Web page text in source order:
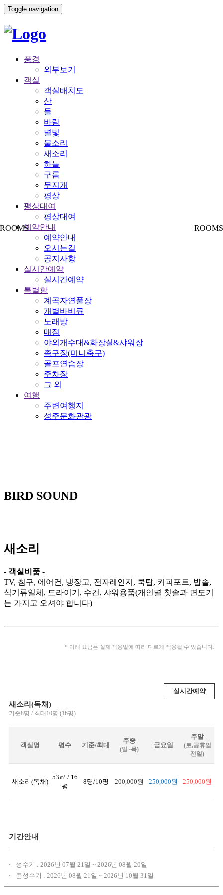
Toggle navigation
풍경
외부보기
객실
객실배치도
산
들
바람
별빛
물소리
새소리
하늘
구름
무지개
평상
평상대여
평상대여
예약안내
예약안내
오시는길
공지사항
실시간예약
실시간예약
특별함
계곡자연풀장
개별바비큐
노래방
매점
야외개수대&화장실&샤워장
족구장(미니축구)
골프연습장
주차장
그 외
여행
주변여행지
성주문화관광
BIRD SOUND
새소리
- 객실비품 -
TV, 침구, 에어컨, 냉장고, 전자레인지, 쿡탑, 커피포트, 밥솥,
식기류일체, 드라이기, 수건, 샤워용품(개인별 칫솔과 면도기
는 가지고 오셔야 합니다)
* 아래 요금은 실제 적용일에 따라 다르게 적용될 수 있습니다.
새소리(독채)
기준8명 / 최대10명 (16평)
객실명 평수 기준/최대
주중
(일~목)
금요일
주말
(토,공휴일
전일)
새소리(독채)
53㎡ / 16
평
8명/10명 200,000원 250,000원 250,000원
기간안내
·
성수기 : 2026년 07월 21일 ~ 2026년 08월 20일
·
준성수기 : 2026년 08월 21일 ~ 2026년 10월 31일
실시간예약
ROOMS ROOMS